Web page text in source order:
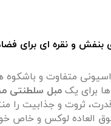
متفاوت و
برای یک مبل سلطنتی
ثروت و جذابیت را
العاده لوکس و خاص